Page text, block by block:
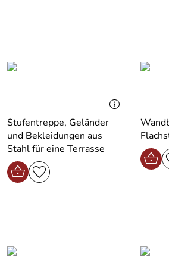
Stufentreppe, Geländer
und Bekleidungen aus
Stahl für eine Terrasse